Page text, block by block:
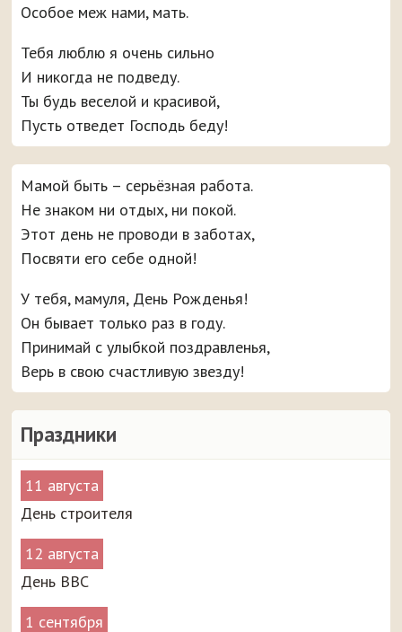
Праздники
11 августа
День строителя
12 августа
День ВВС
1 сентября
Особое меж нами, мать.
Тебя люблю я очень сильно
И никогда не подведу.
Ты будь веселой и красивой,
Пусть отведет Господь беду!
Мамой быть – серьёзная работа.
Не знаком ни отдых, ни покой.
Этот день не проводи в заботах,
Посвяти его себе одной!
У тебя, мамуля, День Рожденья!
Он бывает только раз в году.
Принимай с улыбкой поздравленья,
Верь в свою счастливую звезду!